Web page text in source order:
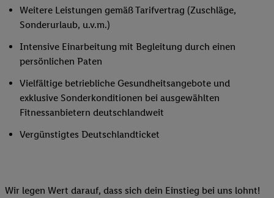
Weitere Leistungen gemäß Tarifvertrag (Zuschläge,
Sonderurlaub, u.v.m.)
Intensive Einarbeitung mit Begleitung durch einen
persönlichen Paten
Vielfältige betriebliche Gesundheitsangebote und
exklusive Sonderkonditionen bei ausgewählten
Fitnessanbietern deutschlandweit
Vergünstigtes Deutschlandticket
Wir legen Wert darauf, dass sich dein Einstieg bei uns lohnt!